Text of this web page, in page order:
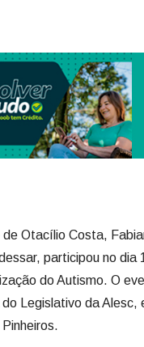
Otacílio Costa,
participou no dia
do Autismo. O
Legislativo da Alesc,